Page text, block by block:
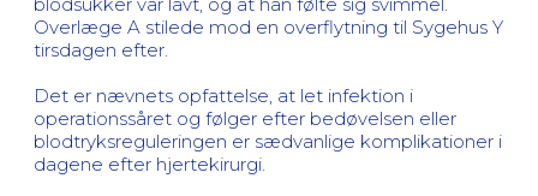
Overlæge A stilede mod en overflytning til Sygehus Y
tirsdagen efter.
Det er nævnets opfattelse, at let infektion i
operationssåret og følger efter bedøvelsen eller
blodtryksreguleringen er sædvanlige komplikationer i
dagene efter hjertekirurgi.